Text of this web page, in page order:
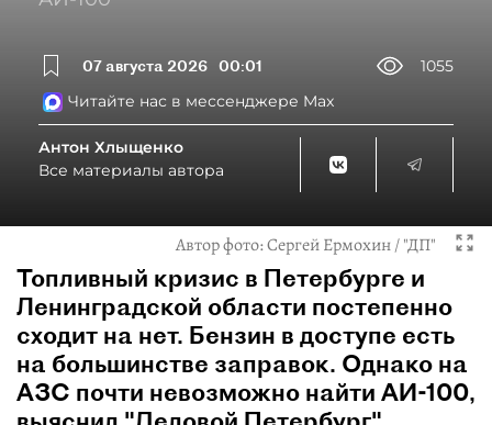
07 августа 2026 00:01
1055
Читайте нас в мессенджере Max
Антон Хлыщенко
Все материалы автора
Автор фото:Сергей Ермохин / "ДП"
Топливный кризис в Петербурге и
Ленинградской области постепенно
сходит на нет. Бензин в доступе есть
на большинстве заправок. Однако на
АЗС почти невозможно найти АИ-100,